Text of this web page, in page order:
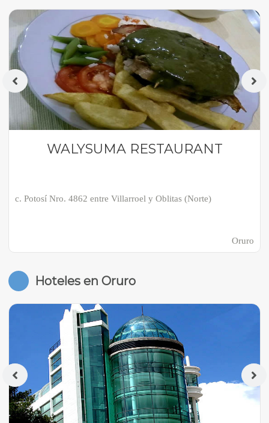
WALYSUMA RESTAURANT
c. Potosí Nro. 4862 entre Villarroel y Oblitas (Norte)
Oruro
Hoteles en Oruro